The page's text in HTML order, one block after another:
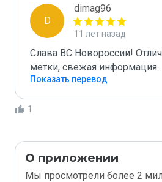
D
dimag96
11 лет назад
Слава ВС Новороссии!
метки, свежая информация.
Показать перевод
1
О приложении
Мы просмотрели более 2